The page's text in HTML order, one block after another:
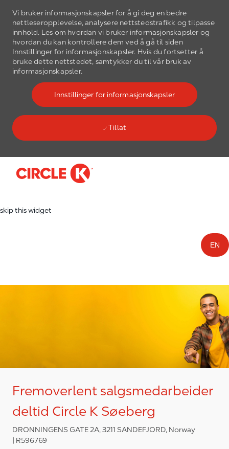
Vi bruker informasjonskapsler for å gi deg en bedre
nettleseropplevelse, analysere nettstedstrafikk og tilpasse
innhold. Les om hvordan vi bruker informasjonskapsler og
hvordan du kan kontrollere dem ved å gå til siden
Innstillinger for informasjonskapsler. Hvis du fortsetter å
bruke dette nettstedet, samtykker du til vår bruk av
informasjonskapsler.
Innstillinger for informasjonskapsler
Tillat
skip this widget
EN
Fremoverlent salgsmedarbeider
deltid Circle K Søeberg
DRONNINGENS GATE 2A, 3211 SANDEFJORD, Norway
R596769